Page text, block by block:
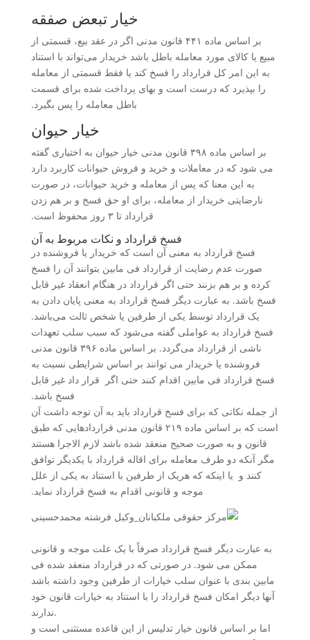
خیار تبعض صفقه
بر اساس ماده ۴۴۱ قانون مدنی اگر در عقد بیع، قسمتی از
مبیع یا کالای مورد معامله باطل باشد خریدار می‌تواند با استناد
به این امر کل قرارداد را فسخ کند یا فقط قسمتی از معامله
را بپذیرد که درست است و بهای پرداخت شده برای قسمت
باطل معامله را پس بگیرد.
خیار حیوان
بر اساس ماده ۳۹۸ قانون مدنی خیار حیوان به اختیاری گفته
می شود که در معاملات و خرید و فروش حیوانات کاربرد دارد
به این معنا که پس از معامله و خرید حیوانات، در صورت
نارضایتی خریدار از معامله، برای او حق فسخ و بر هم زدن
قرارداد تا ۳ روز محفوظ است.
فسخ قرارداد و نکات مربوط به آن
فسخ قرارداد به معنی آن است که خریدار یا فروشنده در
صورت عدم رضایت از قرارداد فی مابین بتوانند آن را فسخ
کرده و بر هم بزنند حتی اگر قرارداد در هنگام انعقاد غیر قابل
فسخ باشد. به عبارت دیگر فسخ قرارداد به معنی پایان دادن به
یک قرارداد توسط یکی از طرفین یا شخص ثالث می‌باشد.
فسخ قرارداد به عواملی گفته می‌شود که سبب سلب تعهدات
ناشی از قرارداد می‌گردد. بر اساس ماده ۳۹۶ قانون مدنی
فروشنده یا خریدار می توانند بر اساس شرایطی نسبت به
فسخ قرارداد فی مابین اقدام کنند حتی اگر قرار داد غیر قابل
فسخ باشد.
از جمله نکاتی که برای فسخ قرارداد باید به آن توجه داشت آن
است که بر اساس ماده ۲۱۹ قانون مدنی قراردادهایی که طبق
قانون و به صورت صحیح منعقد شده باشد لازم الاجرا هستند
مگر آنکه دو طرف معامله برای اقاله قرارداد با یکدیگر توافق
کنند و یا اینکه که هریک از طرفین با استناد به یکی از علل
موجه و قانونی اقدام به فسخ قرارداد نماید.‌
به عبارت دیگر فسخ قرارداد صرفاً با یک علت موجه و قانونی
ممکن می شود. در صورتی که در قرارداد منعقد شده فی
مابین بندی با عنوان سلب خیارات از طرفین وجود داشته باشد
آنها دیگر امکان فسخ قرارداد را با استناد به خیارات قانون خود
ندارند.
اما بر اساس قانون خیار تدلیس از این قاعده مستثنی است و